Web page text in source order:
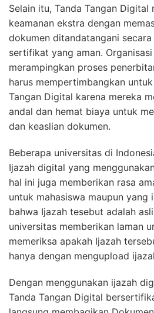
Selain itu, Tanda Tangan Digital
keamanan ekstra dengan
dokumen ditandatangani
sertifikat yang aman.
merampingkan proses
harus mempertimbangkan
Tangan Digital karena mereka
andal dan hemat biaya untuk
dan keaslian dokumen.
Beberapa universitas di
Ijazah digital yang
hal ini juga memberikan rasa
untuk mahasiswa maupun yang
bahwa Ijazah tesebut adalah
universitas memberikan laman
memeriksa apakah Ijazah
hanya dengan mengupload
Dengan menggunakan ijazah
Tanda Tangan Digital